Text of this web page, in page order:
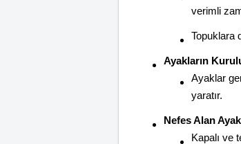
verimli
Topuklara
Ayakların
Ayaklar
yaratır.
Nefes Alan
Kapalı ve